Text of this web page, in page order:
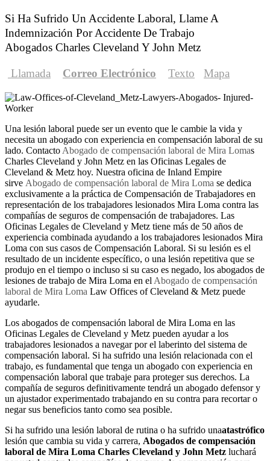
Si Ha Sufrido Un Accidente Laboral, Llame A
Indemnización Por Accidente De Trabajo
Abogados Charles Cleveland Y John Metz
Llamada Correo Electrónico Texto Mapa
Una lesión laboral puede ser un evento que le cambie la vida y
necesita un abogado con experiencia en compensación laboral de su
lado. Contacto Abogado de compensación laboral de Mira Lomas
Charles Cleveland y John Metz en las Oficinas Legales de
Cleveland & Metz hoy. Nuestra oficina de Inland Empire
sirve Abogado de compensación laboral de Mira Loma se dedica
exclusivamente a la práctica de Compensación de Trabajadores en
representación de los trabajadores lesionados Mira Loma contra las
compañías de seguros de compensación de trabajadores. Las
Oficinas Legales de Cleveland y Metz tiene más de 50 años de
experiencia combinada ayudando a los trabajadores lesionados Mira
Loma con sus casos de Compensación Laboral. Si su lesión es el
resultado de un incidente específico, o una lesión repetitiva que se
produjo en el tiempo o incluso si su caso es negado, los abogados de
lesiones de trabajo de Mira Loma en el Abogado de compensación
laboral de Mira Loma Law Offices of Cleveland & Metz puede
ayudarle.
Los abogados de compensación laboral de Mira Loma en las
Oficinas Legales de Cleveland y Metz pueden ayudar a los
trabajadores lesionados a navegar por el laberinto del sistema de
compensación laboral. Si ha sufrido una lesión relacionada con el
trabajo, es fundamental que tenga un abogado con experiencia en
compensación laboral que trabaje para proteger sus derechos. La
compañía de seguros definitivamente tendrá un abogado defensor y
un ajustador experimentado trabajando en su contra para recortar o
negar sus beneficios tanto como sea posible.
Si ha sufrido una lesión laboral de rutina o ha sufrido unaatastrófico
lesión que cambia su vida y carrera, Abogados de compensación
laboral de Mira Loma Charles Cleveland y John Metz luchará